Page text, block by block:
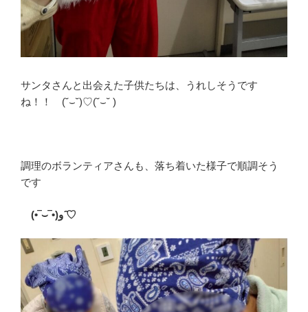
サンタさんと出会えた子供たちは、うれしそうです
ね！！ (˘⌣˘)♡(˘⌣˘ )
調理のボランティアさんも、落ち着いた様子で順調そう
です
(•‾⌣‾•)و ♡